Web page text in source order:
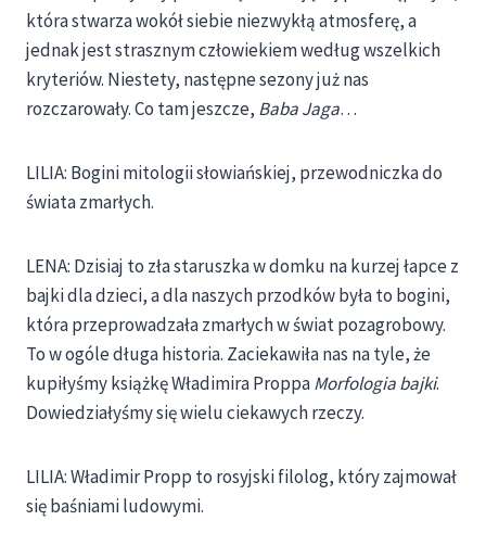
która stwarza wokół siebie niezwykłą atmosferę, a
jednak jest strasznym człowiekiem według wszelkich
kryteriów. Niestety, następne sezony już nas
rozczarowały. Co tam jeszcze, Baba Jaga…
LILIA: Bogini mitologii słowiańskiej, przewodniczka do
świata zmarłych.
LENA: Dzisiaj to zła staruszka w domku na kurzej łapce z
bajki dla dzieci, a dla naszych przodków była to bogini,
która przeprowadzała zmarłych w świat pozagrobowy.
To w ogóle długa historia. Zaciekawiła nas na tyle, że
kupiłyśmy książkę Władimira ProppaMorfologia bajki.
Dowiedziałyśmy się wielu ciekawych rzeczy.
LILIA: Władimir Propp to rosyjski filolog, który zajmował
się baśniami ludowymi.